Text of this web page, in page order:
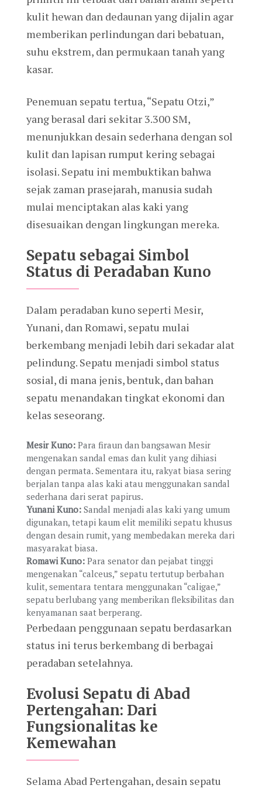
kulit hewan dan dedaunan yang dijalin agar
memberikan perlindungan dari bebatuan,
suhu ekstrem, dan permukaan tanah yang
kasar.
Penemuan sepatu tertua, “Sepatu Otzi,”
yang berasal dari sekitar 3.300 SM,
menunjukkan desain sederhana dengan sol
kulit dan lapisan rumput kering sebagai
isolasi. Sepatu ini membuktikan bahwa
sejak zaman prasejarah, manusia sudah
mulai menciptakan alas kaki yang
disesuaikan dengan lingkungan mereka.
Sepatu sebagai Simbol
Status di Peradaban Kuno
Dalam peradaban kuno seperti Mesir,
Yunani, dan Romawi, sepatu mulai
berkembang menjadi lebih dari sekadar alat
pelindung. Sepatu menjadi simbol status
sosial, di mana jenis, bentuk, dan bahan
sepatu menandakan tingkat ekonomi dan
kelas seseorang.
Mesir Kuno: Para firaun dan bangsawan Mesir
mengenakan sandal emas dan kulit yang dihiasi
dengan permata. Sementara itu, rakyat biasa sering
berjalan tanpa alas kaki atau menggunakan sandal
sederhana dari serat papirus.
Yunani Kuno: Sandal menjadi alas kaki yang umum
digunakan, tetapi kaum elit memiliki sepatu khusus
dengan desain rumit, yang membedakan mereka dari
masyarakat biasa.
Romawi Kuno: Para senator dan pejabat tinggi
mengenakan “calceus,” sepatu tertutup berbahan
kulit, sementara tentara menggunakan “caligae,”
sepatu berlubang yang memberikan fleksibilitas dan
kenyamanan saat berperang.
Perbedaan penggunaan sepatu berdasarkan
status ini terus berkembang di berbagai
peradaban setelahnya.
Evolusi Sepatu di Abad
Pertengahan: Dari
Fungsionalitas ke
Kemewahan
Selama Abad Pertengahan, desain sepatu